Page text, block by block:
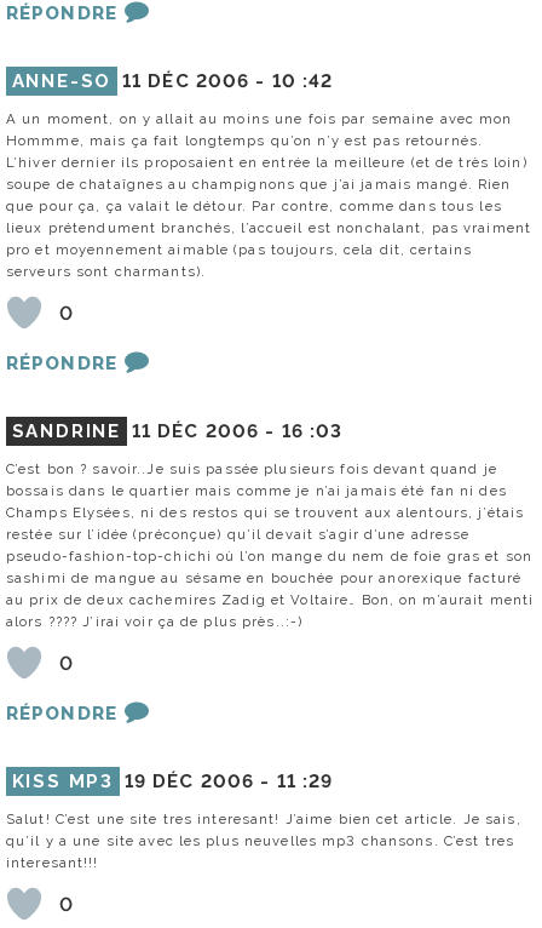
RÉPONDRE
ANNE-SO 11 DÉC 2006 - 10 :42
A un moment, on y allait au moins une fois par semaine avec mon
Hommme, mais ça fait longtemps qu’on n’y est pas retournés.
L’hiver dernier ils proposaient en entrée la meilleure (et de très loin)
soupe de chataîgnes au champignons que j’ai jamais mangé. Rien
que pour ça, ça valait le détour. Par contre, comme dans tous les
lieux prétendument branchés, l’accueil est nonchalant, pas vraiment
pro et moyennement aimable (pas toujours, cela dit, certains
serveurs sont charmants).
0
RÉPONDRE
SANDRINE 11 DÉC 2006 - 16 :03
C’est bon ? savoir..Je suis passée plusieurs fois devant quand je
bossais dans le quartier mais comme je n’ai jamais été fan ni des
Champs Elysées, ni des restos qui se trouvent aux alentours, j’étais
restée sur l’idée (préconçue) qu’il devait s’agir d’une adresse
pseudo-fashion-top-chichi où l’on mange du nem de foie gras et son
sashimi de mangue au sésame en bouchée pour anorexique facturé
au prix de deux cachemires Zadig et Voltaire… Bon, on m’aurait menti
alors ???? J’irai voir ça de plus près..:-)
0
RÉPONDRE
KISS MP3 19 DÉC 2006 - 11 :29
Salut! C’est une site tres interesant! J’aime bien cet article. Je sais,
qu’il y a une site avec les plus neuvelles mp3 chansons. C’est tres
interesant!!!
0